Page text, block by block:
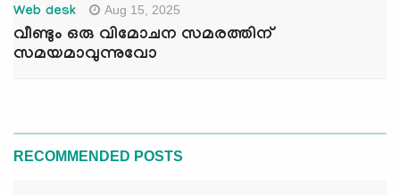
Web desk Aug 15, 2025
വീണ്ടും ഒരു വിമോചന സമരത്തിന്
സമയമാവുന്നുവോ
RECOMMENDED POSTS